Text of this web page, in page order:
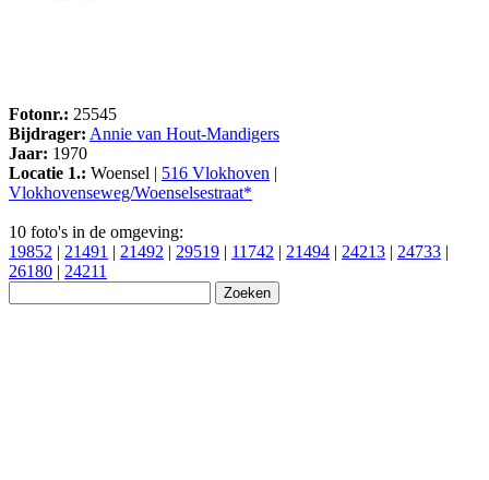
Fotonr.: 25545
Bijdrager: Annie van Hout-Mandigers
Jaar: 1970
Locatie 1.: Woensel | 516 Vlokhoven |
Vlokhovenseweg/Woenselsestraat*
10 foto's in de omgeving:
19852 | 21491 | 21492 | 29519 | 11742 | 21494 | 24213 | 24733 |
26180 | 24211